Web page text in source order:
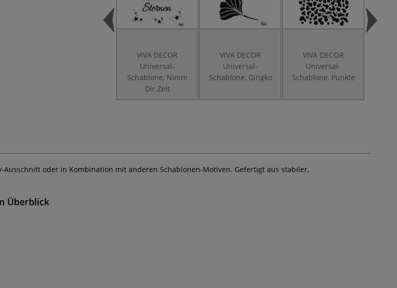
VIVA DECOR
Universal-
Schablone, Nimm
Dir Zeit
VIVA DECOR
Universal-
Schablone, Gingko
VIVA DECOR
Universal-
Schablone, Punkte
oder in Kombination mit anderen Schablonen-Motiven. Gefertigt aus stabiler,
Überblick